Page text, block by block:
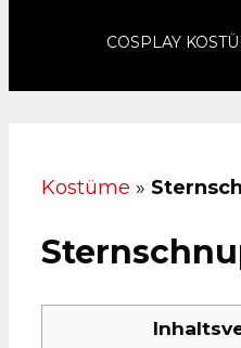
COSPLAY
Kostüme »